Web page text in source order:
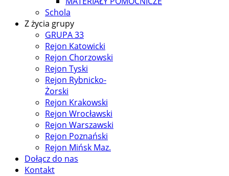
Schola
Z życia grupy
GRUPA 33
Rejon Katowicki
Rejon Chorzowski
Rejon Tyski
Rejon Rybnicko-
Żorski
Rejon Krakowski
Rejon Wrocławski
Rejon Warszawski
Rejon Poznański
Rejon Mińsk Maz.
Dołącz do nas
Kontakt